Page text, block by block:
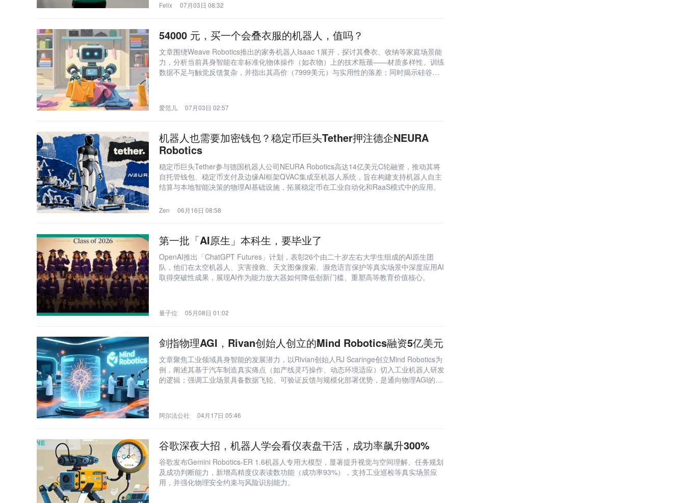
Felix 07月03日 08:32
54000 元，买一个会叠衣服的机器人，值吗？
文章围绕Weave Robotics推出的家务机器人Isaac 1展开，探讨其叠衣、收纳等家庭场景能
力，分析当前具身智能在非标准化物体操作（如衣物）上的技术瓶颈——材质多样性、训练
数据不足与触觉反馈复杂，并指出其高价（7999美元）与实用性的落差；同时揭示硅谷将
爱范儿 07月03日 02:57
机器人也需要加密钱包？稳定币巨头Tether押注德企NEURA
Robotics
稳定币巨头Tether参与德国机器人公司NEURA Robotics高达14亿美元C轮融资，推动其将
自托管钱包、稳定币支付及边缘AI框架QVAC集成至机器人系统，旨在构建支持机器人自主
结算与本地智能决策的物理AI基础设施，拓展稳定币在工业自动化和RaaS模式中的应用。
Zen 06月16日 08:58
第一批「AI原生」本科生，要毕业了
OpenAI推出「ChatGPT Futures」计划，表彰26个由二十岁左右大学生组成的AI原生团
队，他们在太空机器人、灾害搜救、天文图像搜索、濒危语言保护等真实场景中深度应用AI
取得突破性成果，展现AI作为能力放大器如何降低创新门槛、重塑高等教育价值核心。
量子位 05月08日 01:02
剑指物理AGI，Rivan创始人创立的Mind Robotics融资5亿美元
文章聚焦工业领域具身智能的发展潜力，以Rivian创始人RJ Scaringe创立Mind Robotics为
例，阐述其基于汽车制造真实痛点（如产线灵巧操作、动态环境适应）切入工业机器人研发
的逻辑；强调工业场景具备数据飞轮、可验证反馈与规模化部署优势，是通向物理AGI的关
阿尔法公社 04月17日 05:46
谷歌深夜大招，机器人学会看仪表盘干活，成功率飙升300%
谷歌发布Gemini Robotics-ER 1.6机器人专用大模型，显著提升视觉与空间理解、任务规划
及成功判断能力，新增高精度仪表读数功能（成功率93%），支持工业巡检等真实场景应
用，并强化物理安全约束与风险识别能力。